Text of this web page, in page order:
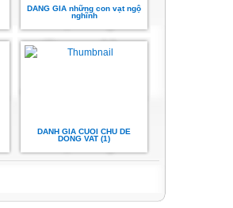
DANG GIA những con vạt ngộ
nghĩnh
DANH GIA CUOI CHU DE
DONG VAT (1)